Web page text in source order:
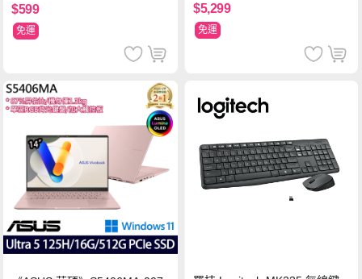
$599
免運
$5,299
免運